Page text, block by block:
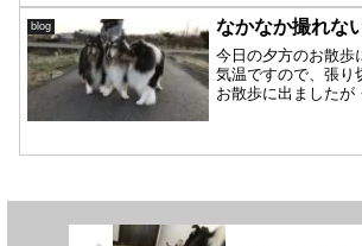
んな感じで静かにそ
blog なかなか撮れな
今日の夕方のお散歩
気温ですので、張り
お散歩に出ましたが
だまだ子供と思って